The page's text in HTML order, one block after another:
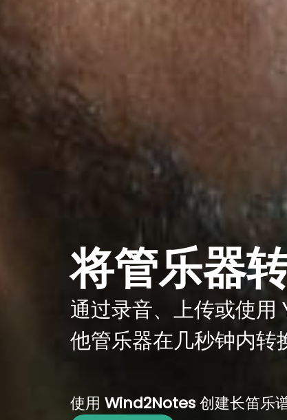
将管乐器
通过录音、上传或使
他管乐器在几秒钟内转
使用 Wind2Notes创建长笛乐